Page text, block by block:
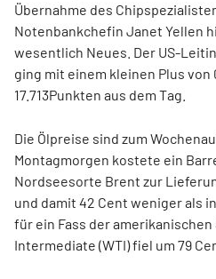
Übernahme des
Notenbankchefin Janet Yellen
wesentlich Neues. Der US-
ging mit einem kleinen Plus von
17.713Punkten aus dem Tag.
Die Ölpreise sind zum
Montagmorgen kostete ein
Nordseesorte Brent zur
und damit 42 Cent weniger als
für ein Fass der amerikanischen
Intermediate (WTI) fiel um 79